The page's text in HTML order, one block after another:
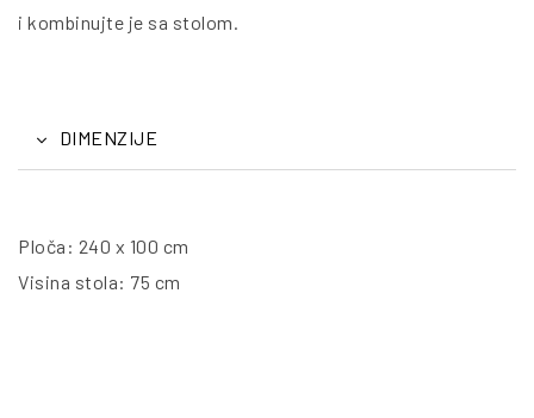
i kombinujte je sa stolom.
DIMENZIJE
Ploča: 240 x 100 cm
Visina stola: 75 cm